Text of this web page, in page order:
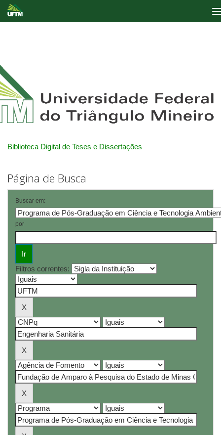
Biblioteca Digital de Teses e Dissertações
Página de Busca
Buscar em:
por
Filtros correntes: